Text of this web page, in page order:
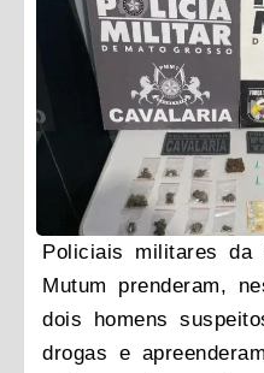
Policiais militares da
Mutum prenderam,
dois homens
drogas e